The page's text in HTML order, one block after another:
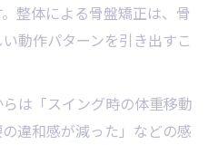
整体による骨盤矯正は、骨
動作パターンを引き出すこ
は「スイング時の体重移動
違和感が減った」などの感